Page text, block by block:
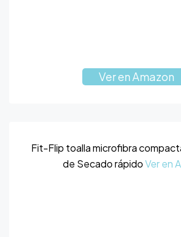
Ver en Amazon
Fit-Flip toalla microfibra
de Secado rápidoVer en